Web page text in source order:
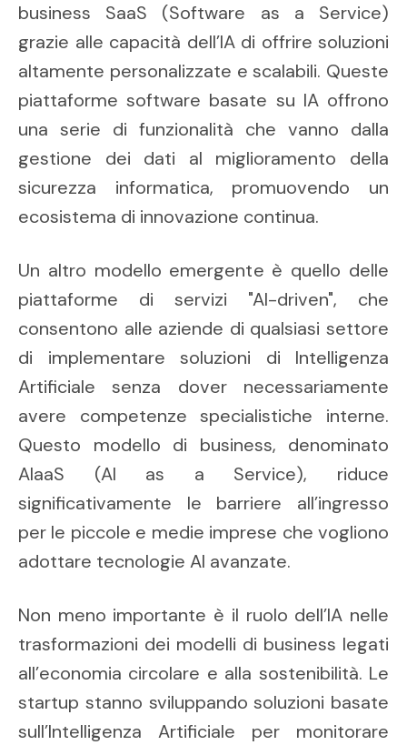
business SaaS (Software as a Service)
grazie alle capacità dell’IA di offrire soluzioni
altamente personalizzate e scalabili. Queste
piattaforme software basate su IA offrono
una serie di funzionalità che vanno dalla
gestione dei dati al miglioramento della
sicurezza informatica, promuovendo un
ecosistema di innovazione continua.
Un altro modello emergente è quello delle
piattaforme di servizi "AI-driven", che
consentono alle aziende di qualsiasi settore
di implementare soluzioni di Intelligenza
Artificiale senza dover necessariamente
avere competenze specialistiche interne.
Questo modello di business, denominato
AIaaS (AI as a Service), riduce
significativamente le barriere all’ingresso
per le piccole e medie imprese che vogliono
adottare tecnologie AI avanzate.
Non meno importante è il ruolo dell’IA nelle
trasformazioni dei modelli di business legati
all’economia circolare e alla sostenibilità. Le
startup stanno sviluppando soluzioni basate
sull’Intelligenza Artificiale per monitorare